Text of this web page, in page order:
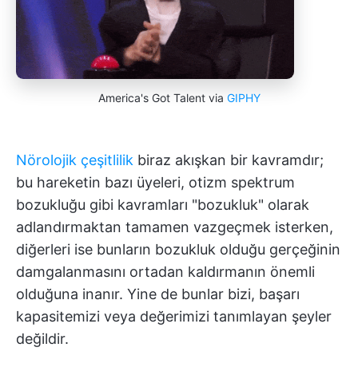
America's Got Talent via GIPHY
Nörolojik çeşitlilik biraz akışkan bir kavramdır;
bu hareketin bazı üyeleri, otizm spektrum
bozukluğu gibi kavramları "bozukluk" olarak
adlandırmaktan tamamen vazgeçmek isterken,
diğerleri ise bunların bozukluk olduğu gerçeğinin
damgalanmasını ortadan kaldırmanın önemli
olduğuna inanır. Yine de bunlar bizi, başarı
kapasitemizi veya değerimizi tanımlayan şeyler
değildir.